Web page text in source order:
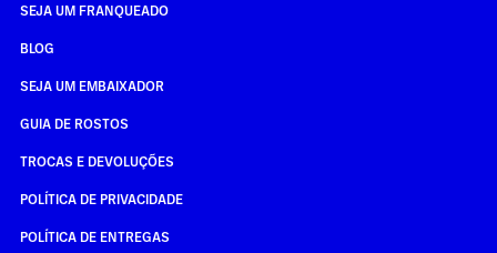
SEJA UM FRANQUEADO
BLOG
SEJA UM EMBAIXADOR
GUIA DE ROSTOS
TROCAS E DEVOLUÇÕES
POLÍTICA DE PRIVACIDADE
POLÍTICA DE ENTREGAS